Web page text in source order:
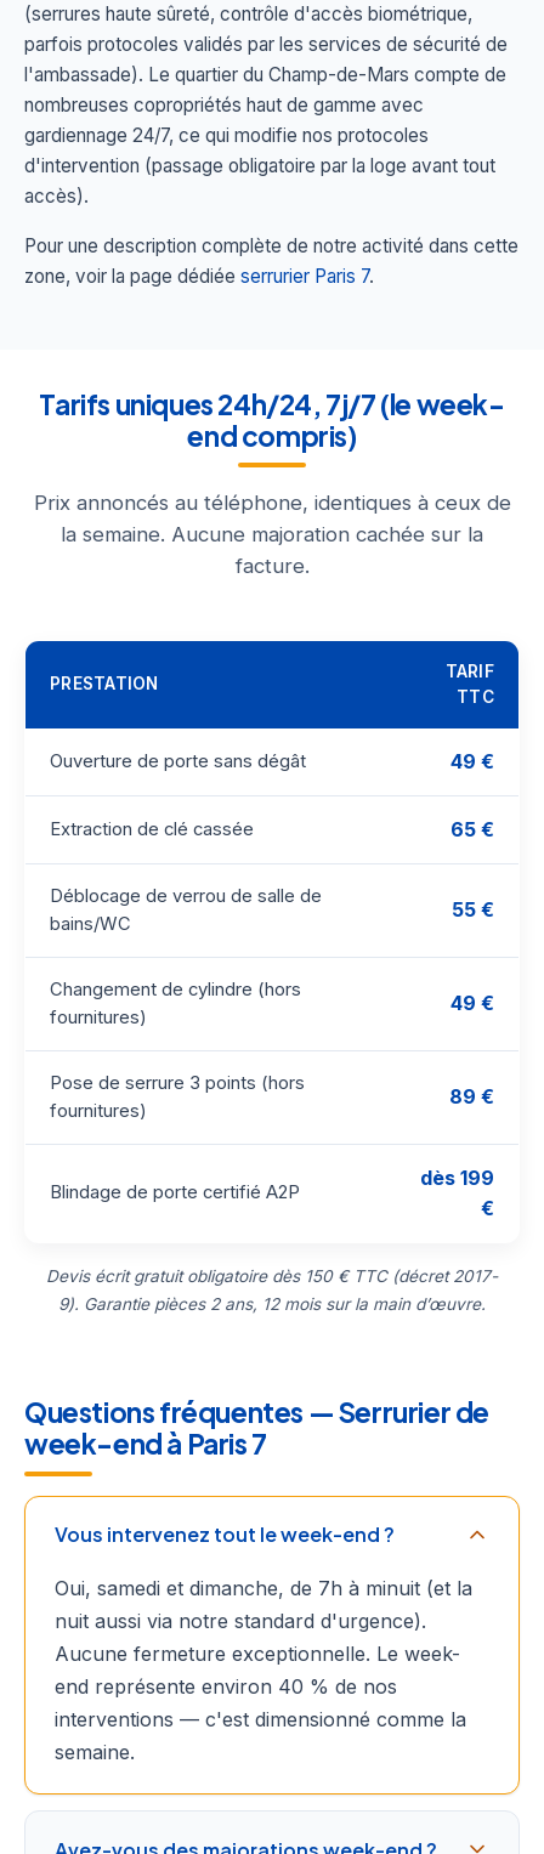
(serrures haute sûreté, contrôle d'accès biométrique,
parfois protocoles validés par les services de sécurité de
l'ambassade). Le quartier du Champ-de-Mars compte de
nombreuses copropriétés haut de gamme avec
gardiennage 24/7, ce qui modifie nos protocoles
d'intervention (passage obligatoire par la loge avant tout
accès).
Pour une description complète de notre activité dans cette
zone, voir la page dédiée serrurier Paris 7.
Tarifs uniques 24h/24, 7j/7 (le week-
end compris)
Prix annoncés au téléphone, identiques à ceux de
la semaine. Aucune majoration cachée sur la
facture.
PRESTATION
TARIF
TTC
Ouverture de porte sans dégât 49 €
Extraction de clé cassée 65 €
Déblocage de verrou de salle de
bains/WC
55 €
Changement de cylindre (hors
fournitures)
49 €
Pose de serrure 3 points (hors
fournitures)
89 €
Blindage de porte certifié A2P
dès 199
€
Devis écrit gratuit obligatoire dès 150 € TTC (décret 2017-
9). Garantie pièces 2 ans, 12 mois sur la main d’œuvre.
Questions fréquentes — Serrurier de
week-end à Paris 7
Vous intervenez tout le week-end ?
Oui, samedi et dimanche, de 7h à minuit (et la
nuit aussi via notre standard d'urgence).
Aucune fermeture exceptionnelle. Le week-
end représente environ 40 % de nos
interventions — c'est dimensionné comme la
semaine.